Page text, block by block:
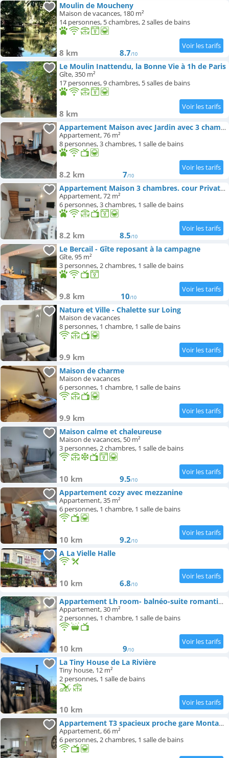
Moulin de Moucheny
Maison de vacances, 180 m²
14 personnes, 5 chambres, 2 salles de bains
8 km 8.7/10
Le Moulin Inattendu, la Bonne Vie à 1h de Paris
Gîte, 350 m²
17 personnes, 9 chambres, 5 salles de bains
8 km
Appartement Maison avec Jardin avec 3 chambres
Appartement, 76 m²
8 personnes, 3 chambres, 1 salle de bains
8.2 km 7/10
Appartement Maison 3 chambres. cour Privative 2 places de parking privatives
Appartement, 72 m²
6 personnes, 3 chambres, 1 salle de bains
8.2 km 8.5/10
Le Bercail - Gîte reposant à la campagne
Gîte, 95 m²
3 personnes, 2 chambres, 1 salle de bains
9.8 km 10/10
Nature et Ville - Chalette sur Loing
Maison de vacances
8 personnes, 1 chambre, 1 salle de bains
9.9 km
Maison de charme
Maison de vacances
6 personnes, 1 chambre, 1 salle de bains
9.9 km
Maison calme et chaleureuse
Maison de vacances, 50 m²
3 personnes, 2 chambres, 1 salle de bains
10 km 9.5/10
Appartement cozy avec mezzanine
Appartement, 35 m²
6 personnes, 1 chambre, 1 salle de bains
10 km 9.2/10
A La Vielle Halle
10 km 6.8/10
Appartement Lh room- balnéo-suite romantique
Appartement, 30 m²
2 personnes, 1 chambre, 1 salle de bains
10 km 9/10
La Tiny House de La Rivière
Tiny house, 12 m²
2 personnes, 1 salle de bains
10 km
Appartement T3 spacieux proche gare Montargis Wifi linges fournis
Appartement, 66 m²
6 personnes, 2 chambres, 1 salle de bains